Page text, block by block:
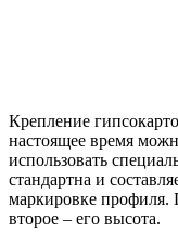
Крепление
настоящее время
использовать
стандартна и
маркировке профиля.
второе – его высота.